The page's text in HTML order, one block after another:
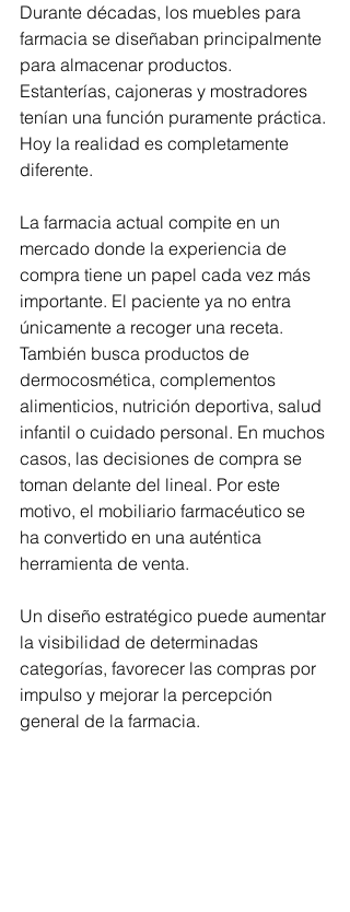
Durante décadas, los muebles para
farmacia se diseñaban principalmente
para almacenar productos.
Estanterías, cajoneras y mostradores
tenían una función puramente práctica.
Hoy la realidad es completamente
diferente.
La farmacia actual compite en un
mercado donde la experiencia de
compra tiene un papel cada vez más
importante. El paciente ya no entra
únicamente a recoger una receta.
También busca productos de
dermocosmética, complementos
alimenticios, nutrición deportiva, salud
infantil o cuidado personal. En muchos
casos, las decisiones de compra se
toman delante del lineal. Por este
motivo, el mobiliario farmacéutico se
ha convertido en una auténtica
herramienta de venta.
Un diseño estratégico puede aumentar
la visibilidad de determinadas
categorías, favorecer las compras por
impulso y mejorar la percepción
general de la farmacia.